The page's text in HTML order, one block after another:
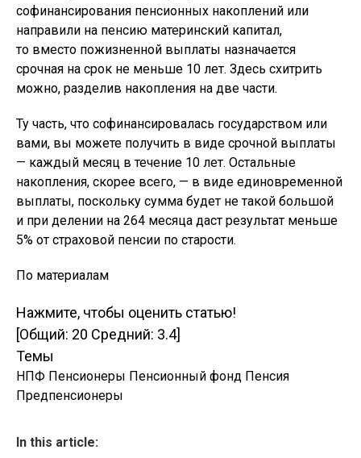
софинансирования пенсионных накоплений или
направили на пенсию материнский капитал,
то вместо пожизненной выплаты назначается
срочная на срок не меньше 10 лет. Здесь схитрить
можно, разделив накопления на две части.
Ту часть, что софинансировалась государством или
вами, вы можете получить в виде срочной выплаты
— каждый месяц в течение 10 лет. Остальные
накопления, скорее всего, — в виде единовременной
выплаты, поскольку сумма будет не такой большой
и при делении на 264 месяца даст результат меньше
5% от страховой пенсии по старости.
По материалам
Нажмите, чтобы оценить статью!
[Общий: 20 Средний: 3.4]
Темы
НПФ Пенсионеры Пенсионный фонд Пенсия
Предпенсионеры
In this article: